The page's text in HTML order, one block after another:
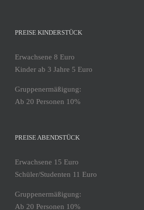
PREISE KINDERSTÜCK
Erwachsene 8 Euro
Kinder ab 3 Jahre 5 Euro
Gruppenermäßigung:
Ab 20 Personen 10%
PREISE ABENDSTÜCK
Erwachsene 15 Euro
Schüler/Studenten 11 Euro
Gruppenermäßigung:
Ab 20 Personen 10%